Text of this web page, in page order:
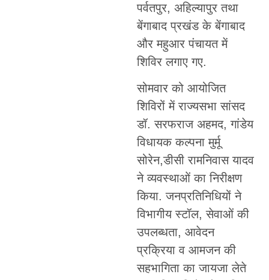
पर्वतपुर, अहिल्यापुर तथा
बेंगाबाद प्रखंड के बेंगाबाद
और महुआर पंचायत में
शिविर लगाए गए.
सोमवार को आयोजित
शिविरों में राज्यसभा सांसद
डॉ. सरफराज अहमद, गांडेय
विधायक कल्पना मुर्मू
सोरेन,डीसी रामनिवास यादव
ने व्यवस्थाओं का निरीक्षण
किया. जनप्रतिनिधियों ने
विभागीय स्टॉल, सेवाओं की
उपलब्धता, आवेदन
प्रक्रिया व आमजन की
सहभागिता का जायजा लेते